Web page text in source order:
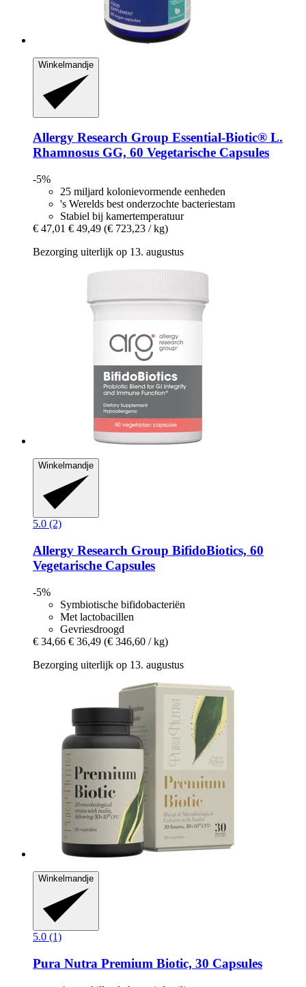
Winkelmandje
Allergy Research Group Essential-​Biotic® L.
Rhamnosus GG, 60 Vegetarische Capsules
-5%
25 miljard kolonievormende eenheden
's Werelds best onderzochte bacteriestam
Stabiel bij kamertemperatuur
€ 47,01 € 49,49 (€ 723,23 / kg)
Bezorging uiterlijk op 13. augustus
Winkelmandje
5.0 (2)
Allergy Research Group BifidoBiotics, 60
Vegetarische Capsules
-5%
Symbiotische bifidobacteriën
Met lactobacillen
Gevriesdroogd
€ 34,66 € 36,49 (€ 346,60 / kg)
Bezorging uiterlijk op 13. augustus
Winkelmandje
5.0 (1)
Pura Nutra Premium Biotic, 30 Capsules